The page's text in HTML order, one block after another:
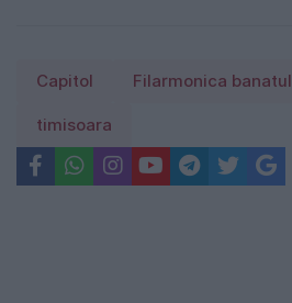
Capitol Filarmonica banatul
timisoara